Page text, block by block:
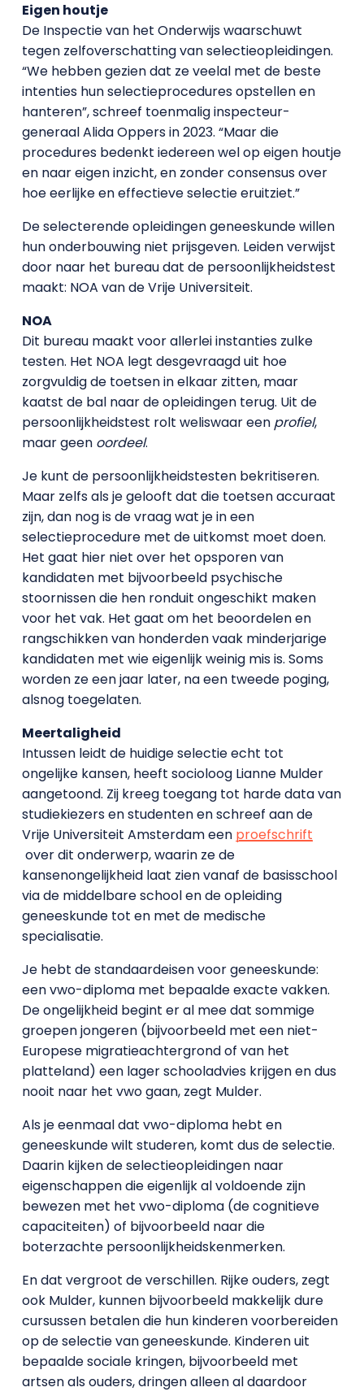
Eigen houtje
De Inspectie van het Onderwijs waarschuwt
tegen zelfoverschatting van selectieopleidingen.
“We hebben gezien dat ze veelal met de beste
intenties hun selectieprocedures opstellen en
hanteren”, schreef toenmalig inspecteur-
generaal Alida Oppers in 2023. “Maar die
procedures bedenkt iedereen wel op eigen houtje
en naar eigen inzicht, en zonder consensus over
hoe eerlijke en effectieve selectie eruitziet.”
De selecterende opleidingen geneeskunde willen
hun onderbouwing niet prijsgeven. Leiden verwijst
door naar het bureau dat de persoonlijkheidstest
maakt: NOA van de Vrije Universiteit.
NOA
Dit bureau maakt voor allerlei instanties zulke
testen. Het NOA legt desgevraagd uit hoe
zorgvuldig de toetsen in elkaar zitten, maar
kaatst de bal naar de opleidingen terug. Uit de
persoonlijkheidstest rolt weliswaar een profiel,
maar geen oordeel.
Je kunt de persoonlijkheidstesten bekritiseren.
Maar zelfs als je gelooft dat die toetsen accuraat
zijn, dan nog is de vraag wat je in een
selectieprocedure met de uitkomst moet doen.
Het gaat hier niet over het opsporen van
kandidaten met bijvoorbeeld psychische
stoornissen die hen ronduit ongeschikt maken
voor het vak. Het gaat om het beoordelen en
rangschikken van honderden vaak minderjarige
kandidaten met wie eigenlijk weinig mis is. Soms
worden ze een jaar later, na een tweede poging,
alsnog toegelaten.
Meertaligheid
Intussen leidt de huidige selectie echt tot
ongelijke kansen, heeft socioloog Lianne Mulder
aangetoond. Zij kreeg toegang tot harde data van
studiekiezers en studenten en schreef aan de
Vrije Universiteit Amsterdam een proefschrift
over dit onderwerp, waarin ze de
kansenongelijkheid laat zien vanaf de basisschool
via de middelbare school en de opleiding
geneeskunde tot en met de medische
specialisatie.
Je hebt de standaardeisen voor geneeskunde:
een vwo-diploma met bepaalde exacte vakken.
De ongelijkheid begint er al mee dat sommige
groepen jongeren (bijvoorbeeld met een niet-
Europese migratieachtergrond of van het
platteland) een lager schooladvies krijgen en dus
nooit naar het vwo gaan, zegt Mulder.
Als je eenmaal dat vwo-diploma hebt en
geneeskunde wilt studeren, komt dus de selectie.
Daarin kijken de selectieopleidingen naar
eigenschappen die eigenlijk al voldoende zijn
bewezen met het vwo-diploma (de cognitieve
capaciteiten) of bijvoorbeeld naar die
boterzachte persoonlijkheidskenmerken.
En dat vergroot de verschillen. Rijke ouders, zegt
ook Mulder, kunnen bijvoorbeeld makkelijk dure
cursussen betalen die hun kinderen voorbereiden
op de selectie van geneeskunde. Kinderen uit
bepaalde sociale kringen, bijvoorbeeld met
artsen als ouders, dringen alleen al daardoor